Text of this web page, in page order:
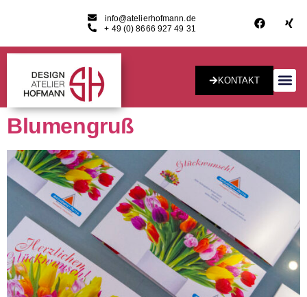
info@atelierhofmann.de
+ 49 (0) 8666 927 49 31
KONTAKT
Blumengruß